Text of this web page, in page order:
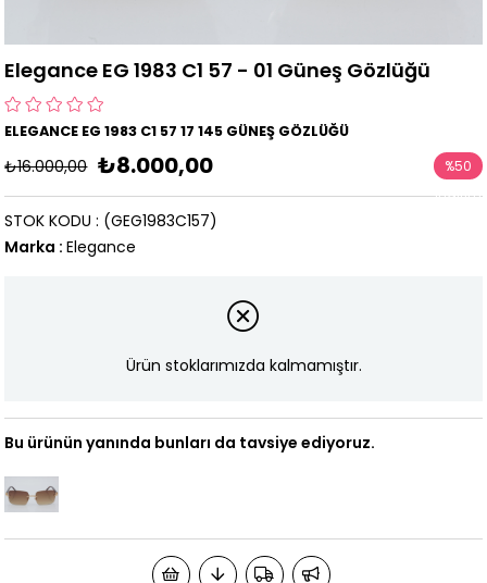
Elegance EG 1983 C1 57 - 01 Güneş Gözlüğü
ELEGANCE EG 1983 C1 57 17 145 GÜNEŞ GÖZLÜĞÜ
₺16.000,00 ₺8.000,00 %50
İndirim
(GEG1983C157)
STOK KODU
Marka : Elegance
Ürün stoklarımızda kalmamıştır.
Bu ürünün yanında bunları da tavsiye ediyoruz.